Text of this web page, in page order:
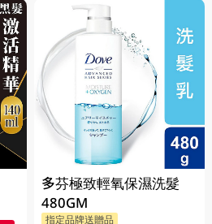
多芬極致輕氧保濕洗髮
480GM
指定品牌送贈品